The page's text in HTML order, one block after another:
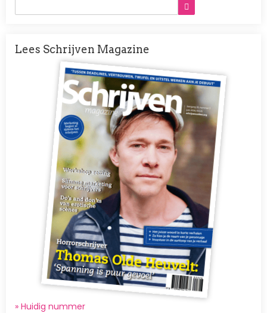
Lees Schrijven Magazine
Afbeelding
» Huidig nummer